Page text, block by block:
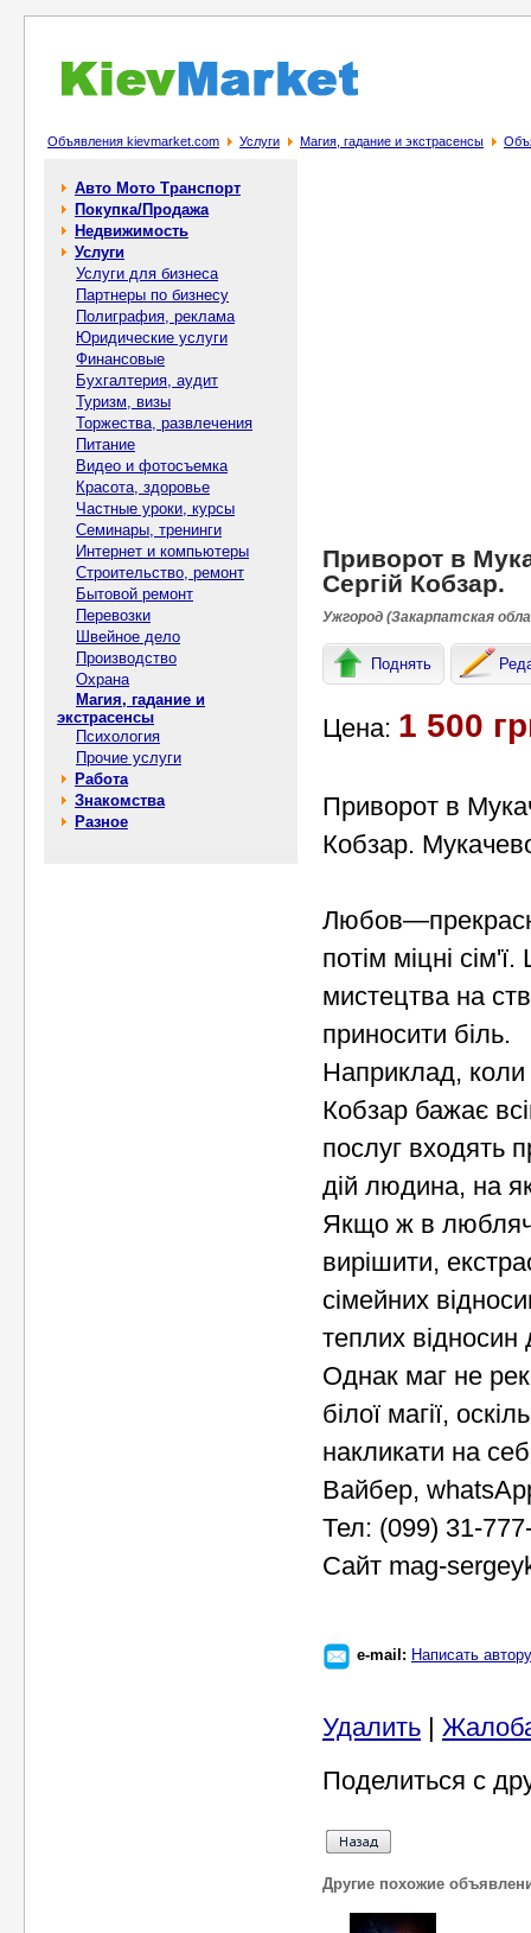
Объявления kievmarket.com Услуги Магия, гадание и экстрасенсы
Авто Мото Транспорт
Покупка/Продажа
Недвижимость
Услуги
Услуги для бизнеса
Партнеры по бизнесу
Полиграфия, реклама
Юридические услуги
Финансовые
Бухгалтерия, аудит
Туризм, визы
Торжества, развлечения
Питание
Видео и фотосъемка
Красота, здоровье
Частные уроки, курсы
Семинары, тренинги
Интернет и компьютеры
Строительство, ремонт
Бытовой ремонт
Перевозки
Швейное дело
Производство
Охрана
Магия, гадание и
экстрасенсы
Психология
Прочие услуги
Работа
Знакомства
Разное
Приворот в
Сергій Кобзар.
Ужгород (Закарпатская
Поднять
Цена: 1 500
Приворот в
Кобзар.
потім міцні
мистецтва на
приносити біль.
Наприклад, коли
Кобзар бажає
послуг входять
дій людина, на
Якщо ж в
вирішити,
сімейних
теплих відносин
Однак маг не
білої магії,
накликати на
Вайбер,
Тел: (099) 31-
Сайт mag-
e-mail: Написать автору
Удалить |
Поделиться с
Другие похожие